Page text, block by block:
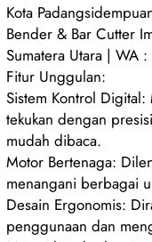
Kota
Bender & Bar Cutter
Sumatera Utara | WA
Fitur Unggulan:
Sistem Kontrol
tekukan dengan
mudah dibaca.
Motor Bertenaga:
menangani berbagai
Desain Ergonomis:
penggunaan dan